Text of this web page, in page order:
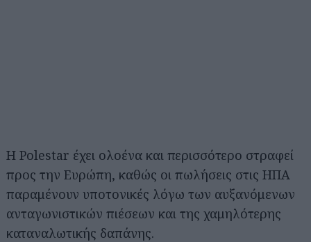
Η Polestar έχει ολοένα και περισσότερο στραφεί
προς την Ευρώπη, καθώς οι πωλήσεις στις ΗΠΑ
παραμένουν υποτονικές λόγω των αυξανόμενων
ανταγωνιστικών πιέσεων και της χαμηλότερης
καταναλωτικής δαπάνης.